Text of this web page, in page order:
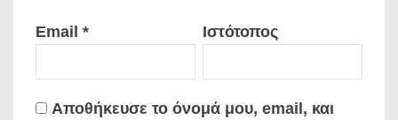
Email * Ιστότοπος
Αποθήκευσε το όνομά μου, email, και